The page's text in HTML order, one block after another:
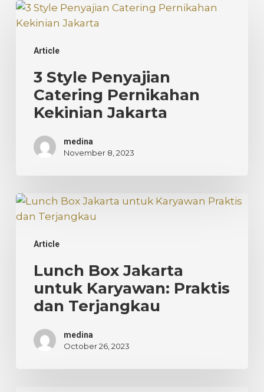
Article
3
Style
Catering
Kekinian
Jakarta
3 Style Penyajian
Catering Pernikahan
Kekinian Jakarta
medina
November 8, 2023
Article
Lunch
Box
untuk
Praktis
dan
Terjangkau
Lunch Box Jakarta
untuk Karyawan: Praktis
dan Terjangkau
medina
October 26, 2023